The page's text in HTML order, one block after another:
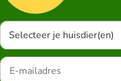
Selecteer je huisdier(en)